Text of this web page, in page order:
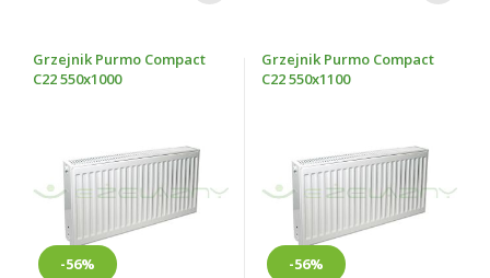
Grzejnik Purmo Compact
C22 550x1000
-56%
Grzejnik Purmo Compact
C22 550x1100
-56%